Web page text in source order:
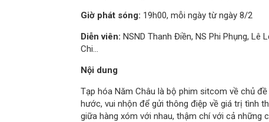
Giờ phát sóng: 19h00, mỗi ngày từ ngày 8/2
Diễn viên: NSND Thanh Điền, NS Phi Phụng, Lê
Chi...
Nội dung
Tạp hóa Năm Châu là bộ phim sitcom về chủ
hước, vui nhộn để gửi thông điệp về giá trị tình
giữa hàng xóm với nhau, thậm chí với cả